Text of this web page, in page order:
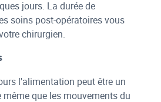
jours. La durée de
soins post-opératoires vous
chirurgien.
l'alimentation peut être un
même que les mouvements du